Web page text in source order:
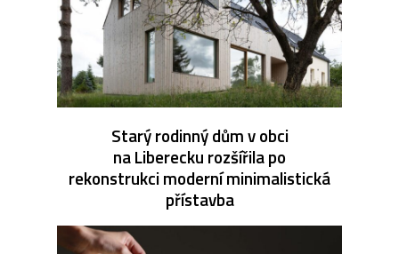
Starý rodinný dům v obci
na Liberecku rozšířila po
rekonstrukci moderní minimalistická
přístavba